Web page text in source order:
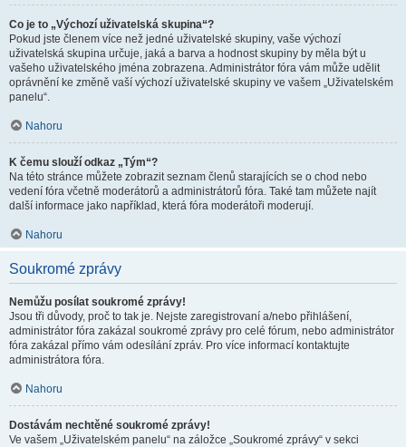
Co je to „Výchozí uživatelská skupina“?
Pokud jste členem více než jedné uživatelské skupiny, vaše výchozí
uživatelská skupina určuje, jaká a barva a hodnost skupiny by měla být u
vašeho uživatelského jména zobrazena. Administrátor fóra vám může udělit
oprávnění ke změně vaší výchozí uživatelské skupiny ve vašem „Uživatelském
panelu“.
Nahoru
K čemu slouží odkaz „Tým“?
Na této stránce můžete zobrazit seznam členů starajících se o chod nebo
vedení fóra včetně moderátorů a administrátorů fóra. Také tam můžete najít
další informace jako například, která fóra moderátoři moderují.
Nahoru
Soukromé zprávy
Nemůžu posílat soukromé zprávy!
Jsou tři důvody, proč to tak je. Nejste zaregistrovaní a/nebo přihlášení,
administrátor fóra zakázal soukromé zprávy pro celé fórum, nebo administrátor
fóra zakázal přímo vám odesílání zpráv. Pro více informací kontaktujte
administrátora fóra.
Nahoru
Dostávám nechtěné soukromé zprávy!
Ve vašem „Uživatelském panelu“ na záložce „Soukromé zprávy“ v sekci